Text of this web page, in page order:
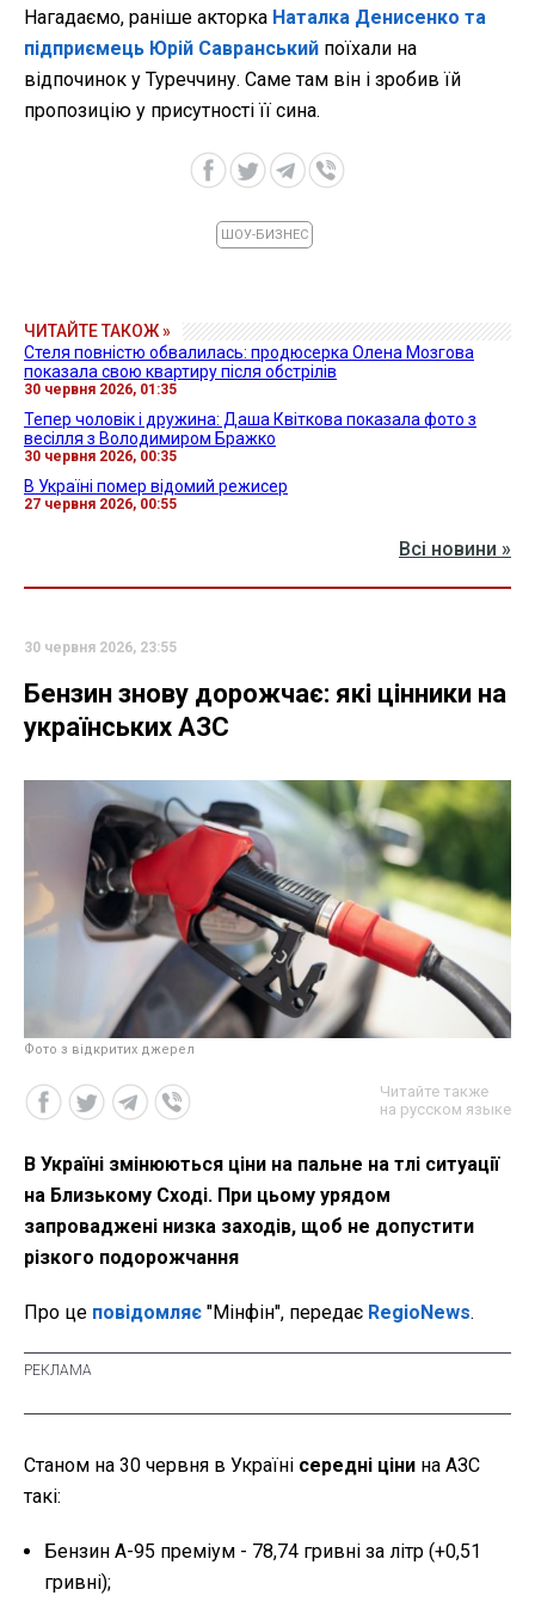
Нагадаємо, раніше акторка Наталка Денисенко та
підприємець Юрій Савранський поїхали на
відпочинок у Туреччину. Саме там він і зробив їй
пропозицію у присутності її сина.
ШОУ-БИЗНЕС
ЧИТАЙТЕ ТАКОЖ »
Стеля повністю обвалилась: продюсерка Олена Мозгова
показала свою квартиру після обстрілів
30 червня 2026, 01:35
Тепер чоловік і дружина: Даша Квіткова показала фото з
весілля з Володимиром Бражко
30 червня 2026, 00:35
В Україні помер відомий режисер
27 червня 2026, 00:55
Всі новини »
30 червня 2026, 23:55
Бензин знову дорожчає: які цінники на
українських АЗС
Фото з відкритих джерел
Читайте также
на русском языке
В Україні змінюються ціни на пальне на тлі ситуації
на Близькому Сході. При цьому урядом
запроваджені низка заходів, щоб не допустити
різкого подорожчання
Про це повідомляє "Мінфін", передає RegioNews.
Станом на 30 червня в Україні середні ціни на АЗС
такі:
Бензин А-95 преміум - 78,74 гривні за літр (+0,51
гривні);